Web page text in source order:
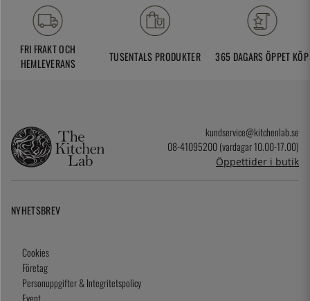
FRI FRAKT OCH
HEMLEVERANS
TUSENTALS PRODUKTER 365 DAGARS ÖPPET KÖP
kundservice@kitchenlab.se
08-41095200 (vardagar 10.00-17.00)
Öppettider i butik
NYHETSBREV
Cookies
Företag
Personuppgifter & Integritetspolicy